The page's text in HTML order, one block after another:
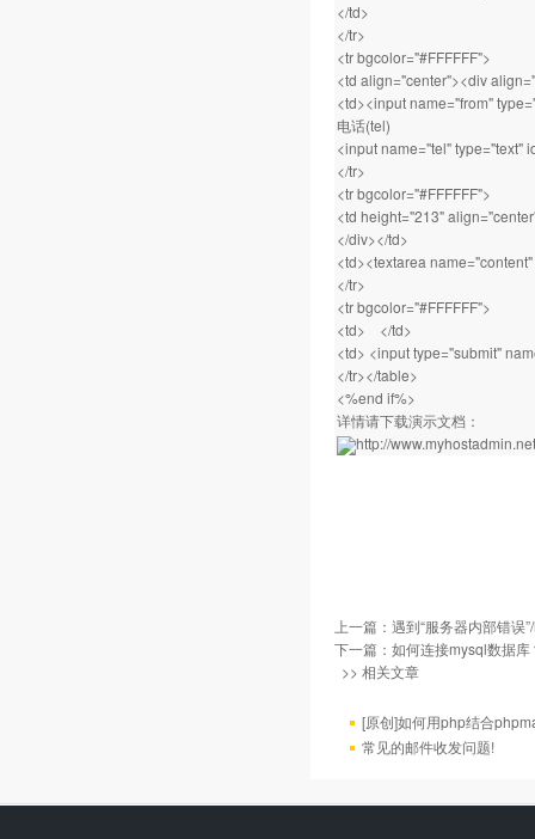
</td>
</tr>
<tr bgcolor="#FFFFFF">
<td align="center"><div
<td><input name="from"
电话(tel)
<input name="tel" type="text"
</tr>
<tr bgcolor="#FFFFFF">
<td height="213"
</div></td>
<td><textarea
</tr>
<tr bgcolor="#FFFFFF">
<td> </td>
<td> <input type="submit"
</tr></table>
<%end if%>
详情请下载演示文档：
http://
上一篇： 遇到“服务器内部错误
下一篇： 如何连接mysql数据库
>> 相关文章
[原创]如何用php结合
常见的邮件收发问题!